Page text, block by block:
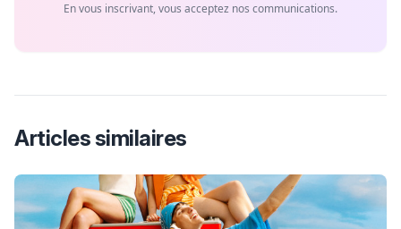
En vous inscrivant, vous acceptez nos communications.
Articles similaires